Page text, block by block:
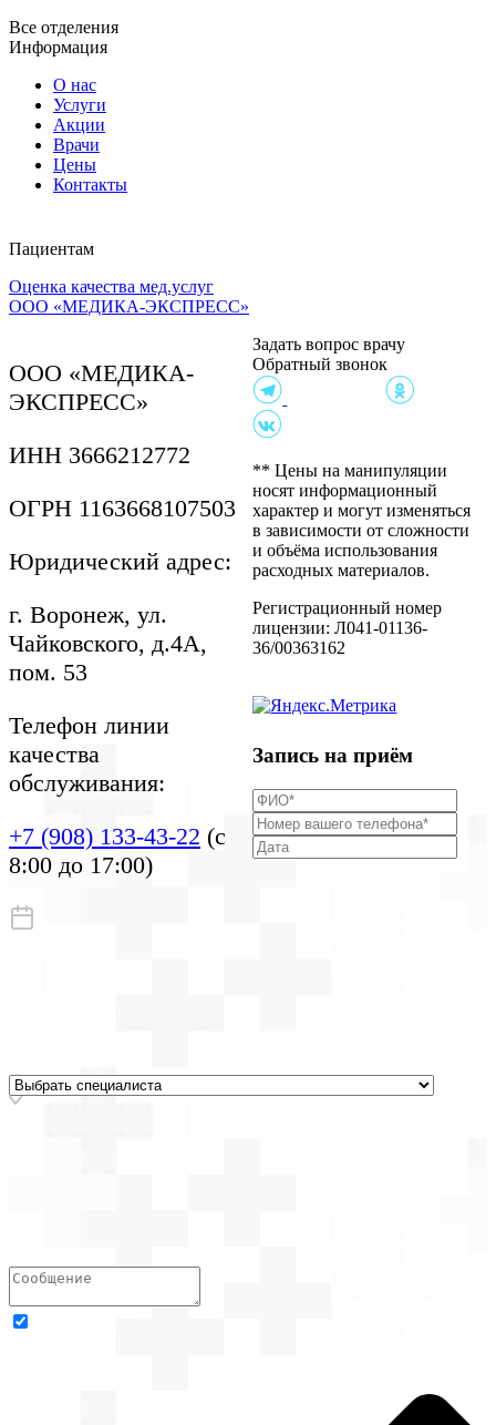
Все отделения
Информация
О нас
Услуги
Акции
Врачи
Цены
Контакты
Пациентам
Клиника на ул.
Чайковского, 4А
персональных данных
Политика в отношении
обработки персональных
Согласие пациента на
осмотр
распорядка
Приказы на проведение
Информация для
пациентов
Оценка качества мед.услуг
ООО «МЕДИКА-ЭКСПРЕСС»
ООО «МЕДИКА-
ЭКСПРЕСС»
ИНН 3666212772
ОГРН 1163668107503
Юридический адрес:
г. Воронеж, ул.
Чайковского, д.4А,
пом. 53
Телефон линии
качества
обслуживания:
+7 (908) 133-43-22 (с
8:00 до 17:00)
Задать вопрос врачу
Обратный звонок
** Цены на манипуляции
носят информационный
характер и могут изменяться
в зависимости от сложности
и объёма использования
расходных материалов.
Регистрационный номер
лицензии: Л041-01136-
36/00363162
Запись на приём